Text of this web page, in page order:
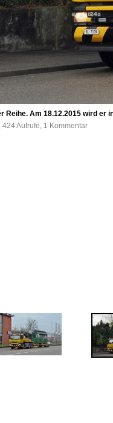
Reihe. Am 18.12.2015 wird
424 Aufrufe, 1 Kommentar